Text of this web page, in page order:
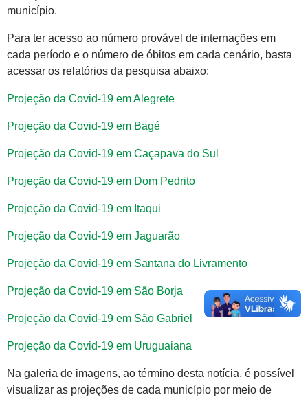
município.
Para ter acesso ao número provável de internações em
cada período e o número de óbitos em cada cenário, basta
acessar os relatórios da pesquisa abaixo:
Projeção da Covid-19 em Alegrete
Projeção da Covid-19 em Bagé
Projeção da Covid-19 em Caçapava do Sul
Projeção da Covid-19 em Dom Pedrito
Projeção da Covid-19 em Itaqui
Projeção da Covid-19 em Jaguarão
Projeção da Covid-19 em Santana do Livramento
Projeção da Covid-19 em São Borja
Projeção da Covid-19 em São Gabriel
Projeção da Covid-19 em Uruguaiana
Na galeria de imagens, ao término desta notícia, é possível
visualizar as projeções de cada município por meio de